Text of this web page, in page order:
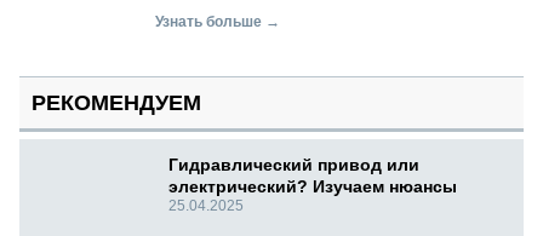
Узнать больше →
РЕКОМЕНДУЕМ
Гидравлический привод или
электрический? Изучаем нюансы
25.04.2025